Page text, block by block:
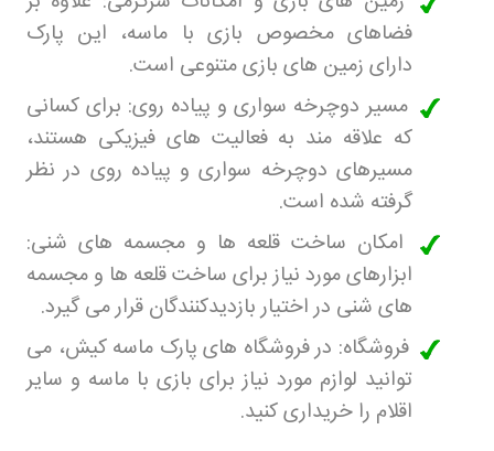
فضاهای مخصوص بازی با ماسه، این پارک
دارای زمین های بازی متنوعی است.
مسیر دوچرخه سواری و پیاده روی: برای کسانی
که علاقه مند به فعالیت های فیزیکی هستند،
مسیرهای دوچرخه سواری و پیاده روی در نظر
گرفته شده است.
امکان ساخت قلعه ها و مجسمه های شنی:
ابزارهای مورد نیاز برای ساخت قلعه ها و مجسمه
های شنی در اختیار بازدیدکنندگان قرار می گیرد.
فروشگاه: در فروشگاه های پارک ماسه کیش، می
توانید لوازم مورد نیاز برای بازی با ماسه و سایر
اقلام را خریداری کنید.